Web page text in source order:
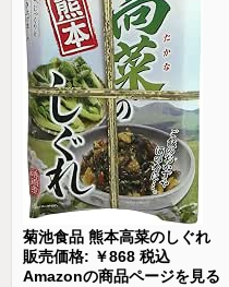
菊池食品 熊本高菜のしぐれ
販売価格: ￥868 税込
Amazonの商品ページを見る